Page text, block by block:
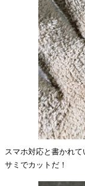
スマホ対応と書かれ
サミでカットだ！